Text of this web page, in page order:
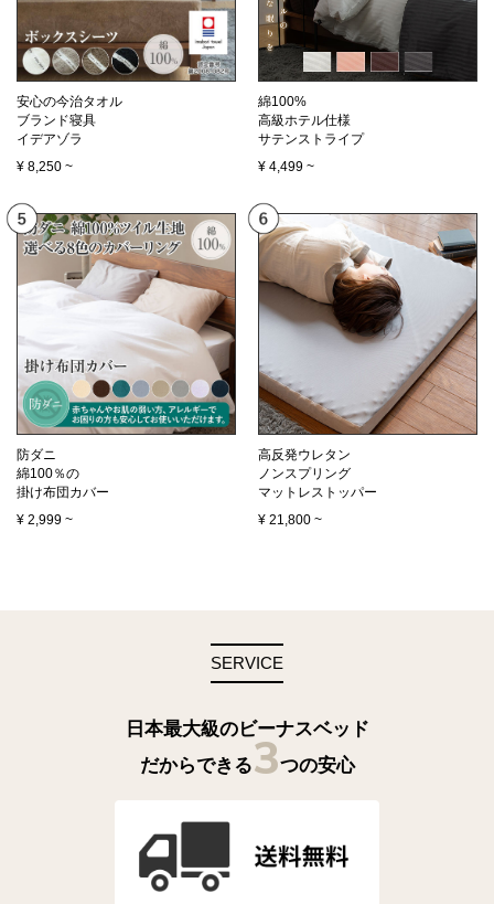
安心の今治タオル
ブランド寝具
イデアゾラ
¥ 8,250 ~
綿100%
高級ホテル仕様
サテンストライプ
¥ 4,499 ~
防ダニ
綿100％の
掛け布団カバー
¥ 2,999 ~
高反発ウレタン
ノンスプリング
マットレストッパー
¥ 21,800 ~
SERVICE
日本最大級のビーナスベッド
だからできる3つの安心